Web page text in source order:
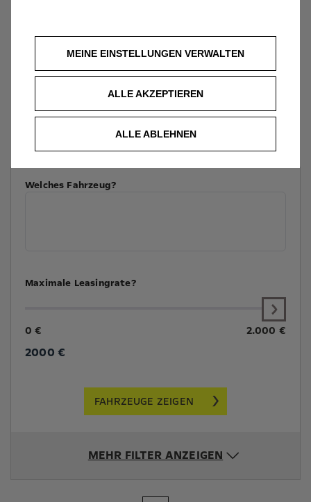
Welches Fahrzeug?
Maximale Leasingrate?
0 € 2.000 €
2000 €
FAHRZEUGE ZEIGEN
MEHR FILTER ANZEIGEN
MEINE EINSTELLUNGEN VERWALTEN
ALLE AKZEPTIEREN
ALLE ABLEHNEN